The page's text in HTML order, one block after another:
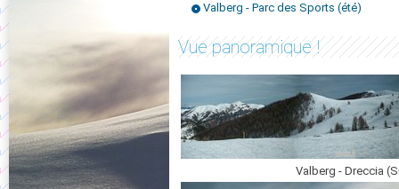
Valberg - Parc des Sports (été)
Vue panoramique !
Valberg - Dreccia